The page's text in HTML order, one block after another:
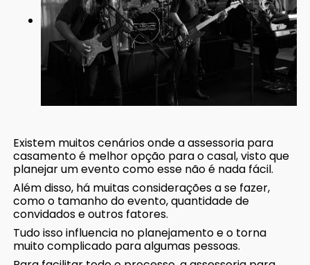
Existem muitos cenários onde a assessoria para
casamento é melhor opção para o casal, visto que
planejar um evento como esse não é nada fácil.
Além disso, há muitas considerações a se fazer,
como o tamanho do evento, quantidade de
convidados e outros fatores.
Tudo isso influencia no planejamento e o torna
muito complicado para algumas pessoas.